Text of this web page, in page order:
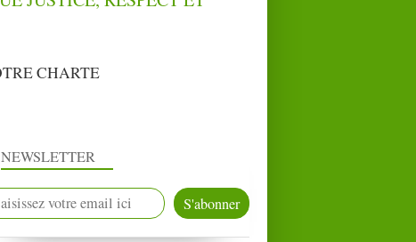
CHARTE
NEWSLETTER